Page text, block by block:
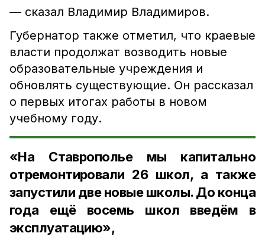
— сказал Владимир Владимиров.
Губернатор также отметил, что краевые
власти продолжат возводить новые
образовательные учреждения и
обновлять существующие. Он рассказал
о первых итогах работы в новом
учебному году.
«На Ставрополье мы капитально
отремонтировали 26 школ, а также
запустили две новые школы. До конца
года ещё восемь школ введём в
эксплуатацию»,